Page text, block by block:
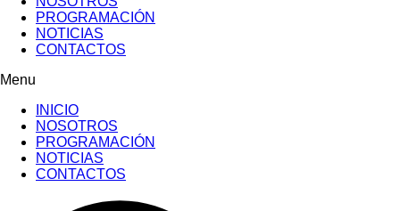
PROGRAMACIÓN
NOTICIAS
CONTACTOS
Menu
INICIO
NOSOTROS
PROGRAMACIÓN
NOTICIAS
CONTACTOS